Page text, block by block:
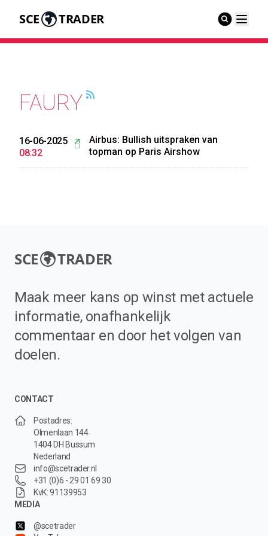
SCE TRADER
FAURY
16-06-2025
08:32
Airbus: Bullish uitspraken van
topman op Paris Airshow
SCE TRADER
Maak meer kans op winst met actuele
informatie, onafhankelijk
commentaar en door het volgen van
doelen.
CONTACT
Postadres:
Olmenlaan 144
1404 DH Bussum
Nederland
info@scetrader.nl
+31 (0)6 - 29 01 69 30
KvK: 91139953
MEDIA
@scetrader